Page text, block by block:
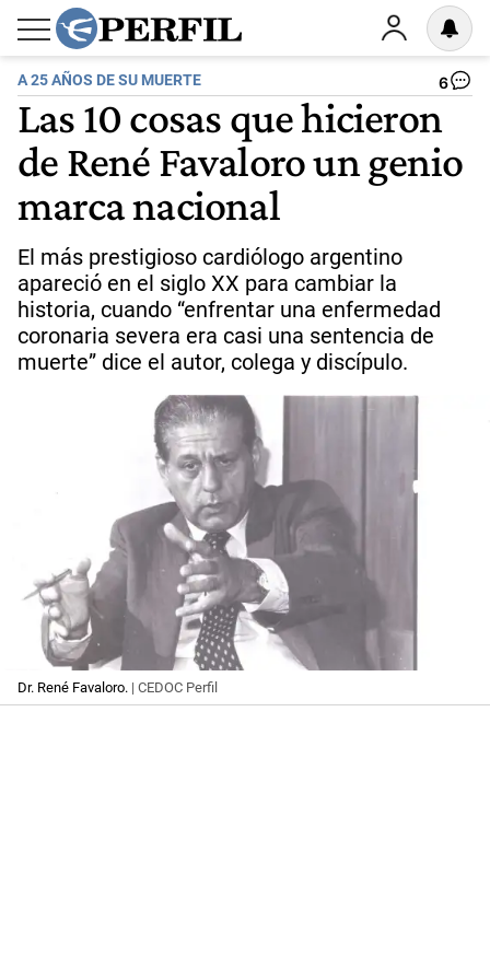
A 25 AÑOS DE SU MUERTE 6
Las 10 cosas que hicieron
de René Favaloro un genio
marca nacional
El más prestigioso cardiólogo argentino
apareció en el siglo XX para cambiar la
historia, cuando “enfrentar una enfermedad
coronaria severa era casi una sentencia de
muerte” dice el autor, colega y discípulo.
Dr. René Favaloro. | CEDOC Perfil